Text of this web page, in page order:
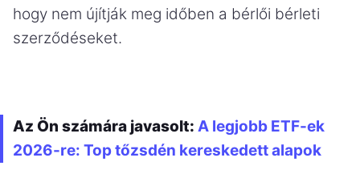
hogy nem újítják meg időben a bérlői bérleti
szerződéseket.
Az Ön számára javasolt: A legjobb ETF-ek
2026-re: Top tőzsdén kereskedett alapok